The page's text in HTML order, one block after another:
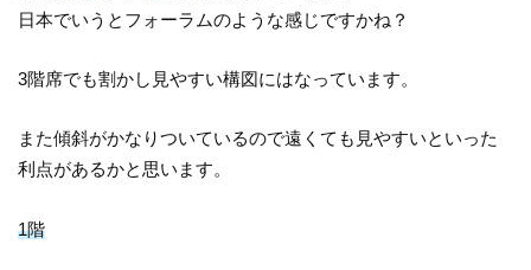
日本でいうとフォーラムのような感じですかね？
3階席でも割かし見やすい構図にはなっています。
また傾斜がかなりついているので遠くても見やすいといった
利点があるかと思います。
1階